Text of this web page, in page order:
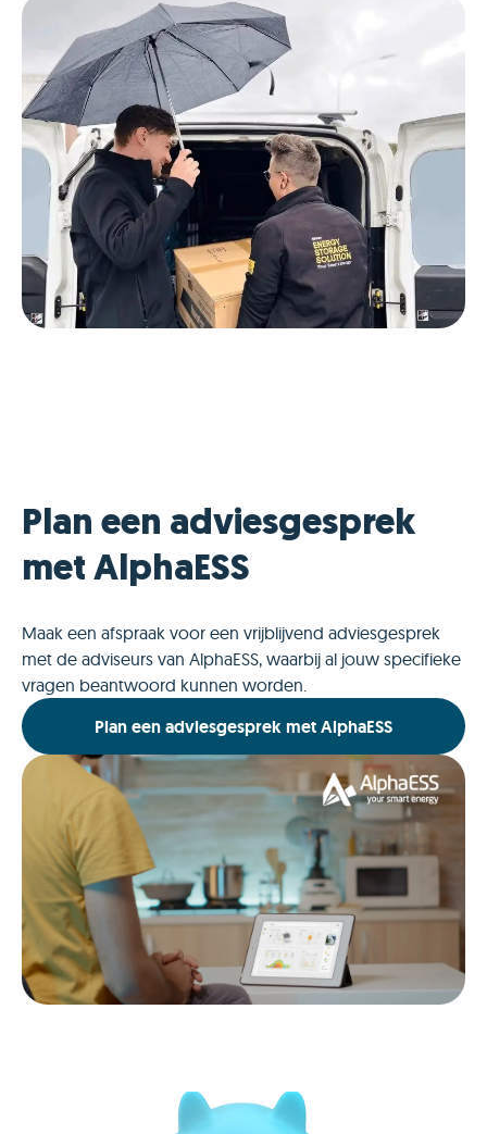
Plan een adviesgesprek
met AlphaESS
Maak een afspraak voor een vrijblijvend adviesgesprek
met de adviseurs van AlphaESS, waarbij al jouw specifieke
vragen beantwoord kunnen worden.
Plan een adviesgesprek met AlphaESS